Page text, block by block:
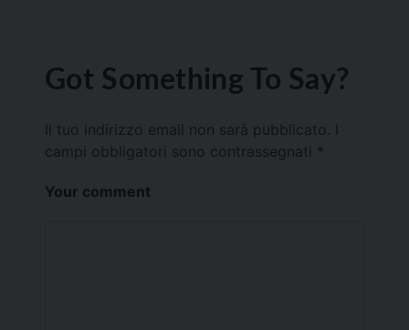
Got Something To Say?
Il tuo indirizzo email non sarà pubblicato.
campi obbligatori sono contrassegnati *
Your comment